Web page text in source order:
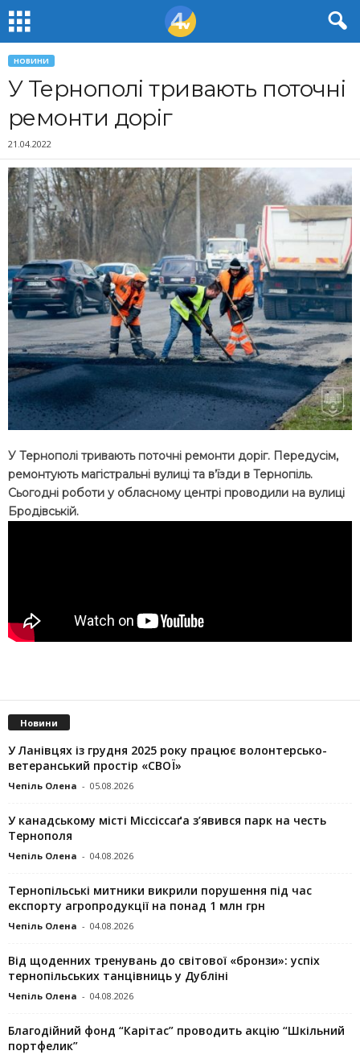
НОВИНИ
У Тернополі тривають поточні
ремонти доріг
21.04.2022
У Тернополі тривають поточні ремонти доріг. Передусім,
ремонтують магістральні вулиці та в’їзди в Тернопіль.
Сьогодні роботи у обласному центрі проводили на вулиці
Бродівській.
Новини
У Ланівцях із грудня 2025 року працює волонтерсько-
ветеранський простір «СВОЇ»
Чепіль Олена - 05.08.2026
У канадському місті Міссіссаґа з’явився парк на честь
Тернополя
Чепіль Олена - 04.08.2026
Тернопільські митники викрили порушення під час
експорту агропродукції на понад 1 млн грн
Чепіль Олена - 04.08.2026
Від щоденних тренувань до світової «бронзи»: успіх
тернопільських танцівниць у Дубліні
Чепіль Олена - 04.08.2026
Благодійний фонд “Карітас” проводить акцію “Шкільний
портфелик”